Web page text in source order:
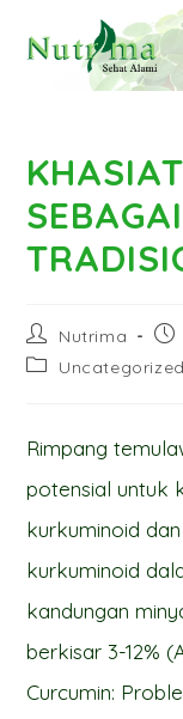
Blog
Post
author:
Nutrima
PostUncategorized
Rimpang
potensial untuk
kurkuminoid
kurkuminoid
kandungan
berkisar 3-12%
Curcumin: